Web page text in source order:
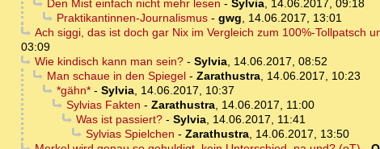
Den Mist einfach nicht mehr lesen - Sylvia, 14.06.2017, 09:18
Praktikantinnen-Journalismus- gwg, 14.06.2017, 13:01
Ach siggi, das ist doch gar Nix im Vergleich zum 100%-Tollpatsch
03:09
Wie kindisch kann man sein?- Sylvia, 14.06.2017, 08:52
Man schaue in den Spiegel- Zarathustra, 14.06.2017, 10:23
*gähn*- Sylvia, 14.06.2017, 10:37
Sylvias Fakten - Zarathustra, 14.06.2017, 11:00
Was ist passiert?- Sylvia, 14.06.2017, 11:41
Sylvias Spielchen - Zarathustra, 14.06.2017, 13:50